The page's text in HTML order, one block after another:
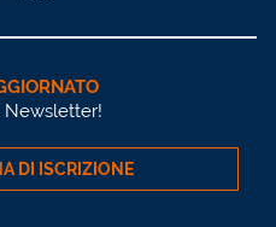
Newsletter!
DI ISCRIZIONE